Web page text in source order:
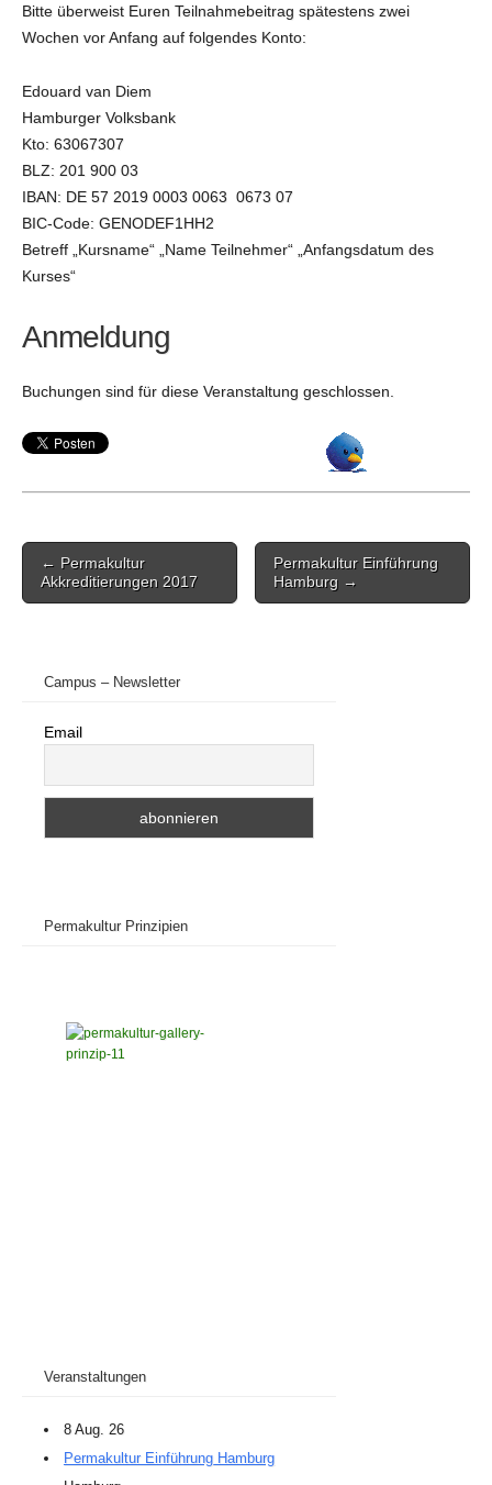
Bitte überweist Euren Teilnahmebeitrag spätestens zwei
Wochen vor Anfang auf folgendes Konto:
Edouard van Diem
Hamburger Volksbank
Kto: 63067307
BLZ: 201 900 03
IBAN: DE 57 2019 0003 0063 0673 07
BIC-Code: GENODEF1HH2
Betreff „Kursname“ „Name Teilnehmer“ „Anfangsdatum des
Kurses“
Anmeldung
Buchungen sind für diese Veranstaltung geschlossen.
Post
navigation
← Permakultur
Akkreditierungen 2017
Permakultur Einführung
Hamburg →
Campus – Newsletter
Email
Permakultur Prinzipien
Veranstaltungen
8 Aug. 26
Permakultur Einführung Hamburg